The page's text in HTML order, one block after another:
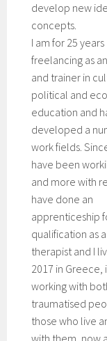
develop new
concepts.
I am for 25 years
freelancing as
and trainer in
political and
education and
developed a
work fields.
have been
and more with
have done an
apprenticeship
qualification as
therapist and I
2017 in Greece,
working with
traumatised
those who live